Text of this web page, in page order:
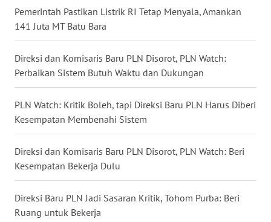
Pemerintah Pastikan Listrik RI Tetap Menyala, Amankan
141 Juta MT Batu Bara
Direksi dan Komisaris Baru PLN Disorot, PLN Watch:
Perbaikan Sistem Butuh Waktu dan Dukungan
PLN Watch: Kritik Boleh, tapi Direksi Baru PLN Harus Diberi
Kesempatan Membenahi Sistem
Direksi dan Komisaris Baru PLN Disorot, PLN Watch: Beri
Kesempatan Bekerja Dulu
Direksi Baru PLN Jadi Sasaran Kritik, Tohom Purba: Beri
Ruang untuk Bekerja
WN
LANGKAT
TAPANULI
SELATAN
WN
TANJUNG
LESUNG
WN
KARO
WN